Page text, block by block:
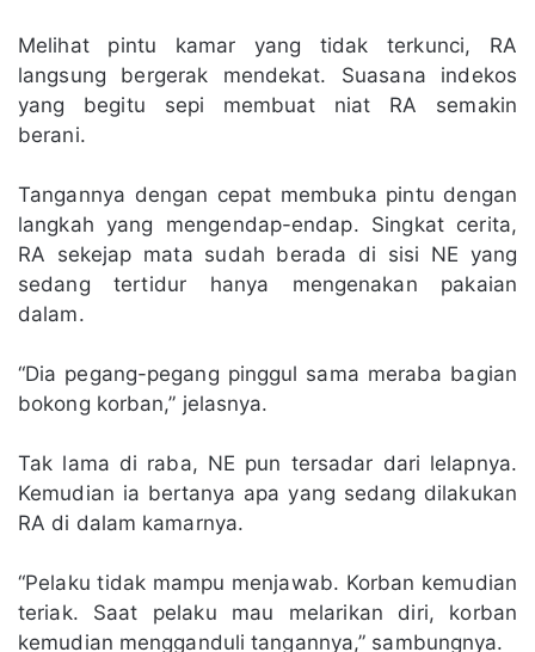
Melihat pintu kamar yang tidak terkunci, RA
langsung bergerak mendekat. Suasana indekos
yang begitu sepi membuat niat RA semakin
berani.
Tangannya dengan cepat membuka pintu dengan
langkah yang mengendap-endap. Singkat cerita,
RA sekejap mata sudah berada di sisi NE yang
sedang tertidur hanya mengenakan pakaian
dalam.
“Dia pegang-pegang pinggul sama meraba bagian
bokong korban,” jelasnya.
Tak lama di raba, NE pun tersadar dari lelapnya.
Kemudian ia bertanya apa yang sedang dilakukan
RA di dalam kamarnya.
“Pelaku tidak mampu menjawab. Korban kemudian
teriak. Saat pelaku mau melarikan diri, korban
kemudian mengganduli tangannya,” sambungnya.